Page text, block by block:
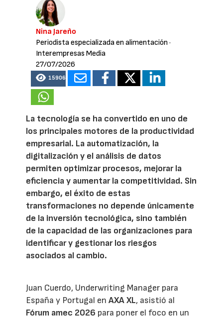
Nina Jareño
Periodista especializada en alimentación ·
Interempresas Media
27/07/2026
15906
La tecnología se ha convertido en uno de
los principales motores de la productividad
empresarial. La automatización, la
digitalización y el análisis de datos
permiten optimizar procesos, mejorar la
eficiencia y aumentar la competitividad. Sin
embargo, el éxito de estas
transformaciones no depende únicamente
de la inversión tecnológica, sino también
de la capacidad de las organizaciones para
identificar y gestionar los riesgos
asociados al cambio.
Juan Cuerdo, Underwriting Manager para
España y Portugal enAXA XL, asistió al
Fórum amec 2026 para poner el foco en un